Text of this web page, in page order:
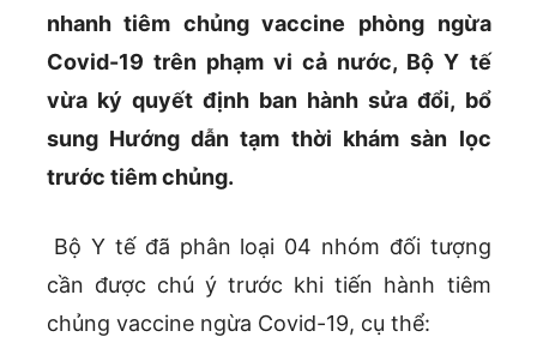
nhanh tiêm chủng vaccine phòng ngừa
Covid-19 trên phạm vi cả nước, Bộ Y tế
vừa ký quyết định ban hành sửa đổi, bổ
sung Hướng dẫn tạm thời khám sàn lọc
trước tiêm chủng.
Bộ Y tế đã phân loại 04 nhóm đối tượng
cần được chú ý trước khi tiến hành tiêm
chủng vaccine ngừa Covid-19, cụ thể: